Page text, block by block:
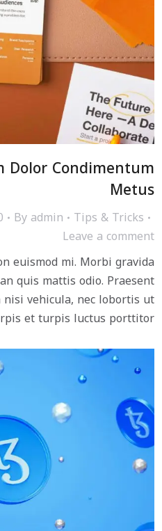
Dolor Condimentum
Metus
Tips & Tricks
Byadmin
30
Leave a comment
euismod mi. Morbi gravida
quis mattis odio. Praesent
vehicula, nec lobortis ut
et turpis luctus porttitor.